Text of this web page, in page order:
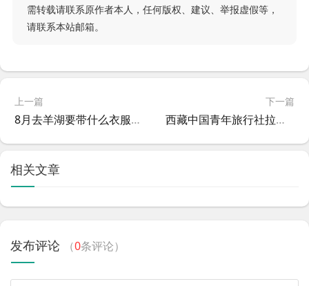
需转载请联系原作者本人，任何版权、建议、举报虚假等，
请联系本站邮箱。
上一篇
8月去羊湖要带什么衣服？去羊湖需要核酸检测吗
下一篇
西藏中国青年旅行社拉萨分社怎么报名
相关文章
发布评论 （0条评论）